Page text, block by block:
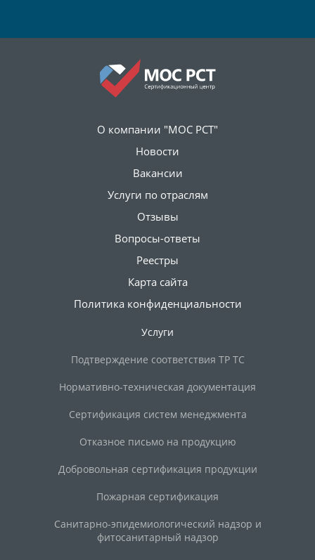
О компании "МОС РСТ"
Новости
Вакансии
Услуги по отраслям
Отзывы
Вопросы-ответы
Реестры
Карта сайта
Политика конфиденциальности
Услуги
Подтверждение соответствия ТР ТС
Нормативно-техническая документация
Сертификация систем менеджмента
Отказное письмо на продукцию
Добровольная сертификация продукции
Пожарная сертификация
Санитарно-эпидемиологический надзор и
фитосанитарный надзор